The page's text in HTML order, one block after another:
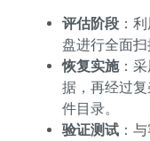
评估阶段 ：
盘进行全面扫
恢复实施：
据，再经过
件目录。
验证测试 ：